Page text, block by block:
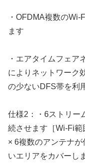
・OFDMA複数の
ます
・エアタイムフェア
によりネットワーク
の少ないDFS帯を利
仕様2：・6ストリー
続させます［Wi-Fi
× 6複数のアンテナ
いエリアをカバーし